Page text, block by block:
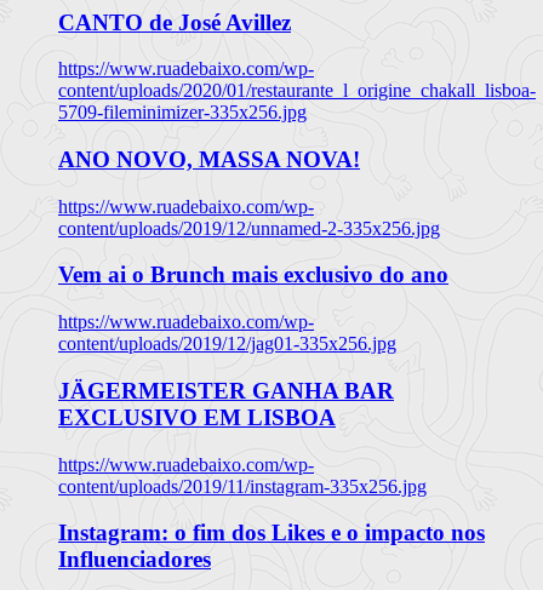
CANTO de José Avillez
https://www.ruadebaixo.com/wp-
content/uploads/2020/01/restaurante_l_origine_chakall_lisboa-
5709-fileminimizer-335x256.jpg
ANO NOVO, MASSA NOVA!
https://www.ruadebaixo.com/wp-
content/uploads/2019/12/unnamed-2-335x256.jpg
Vem ai o Brunch mais exclusivo do ano
https://www.ruadebaixo.com/wp-
content/uploads/2019/12/jag01-335x256.jpg
JÄGERMEISTER GANHA BAR
EXCLUSIVO EM LISBOA
https://www.ruadebaixo.com/wp-
content/uploads/2019/11/instagram-335x256.jpg
Instagram: o fim dos Likes e o impacto nos
Influenciadores